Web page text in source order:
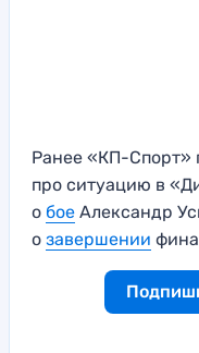
Ранее «КП-Спорт»
про ситуацию в
о бое Александр
о завершении